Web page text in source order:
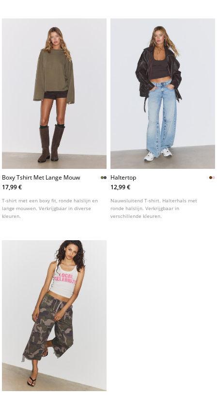
Boxy Tshirt Met Lange Mouw
17,99 €
T-shirt met een boxy fit, ronde halslijn en
lange mouwen. Verkrijgbaar in diverse
kleuren.
Haltertop
12,99 €
Nauwsluitend T-shirt. Halterhals met
ronde halslijn. Verkrijgbaar in
verschillende kleuren.